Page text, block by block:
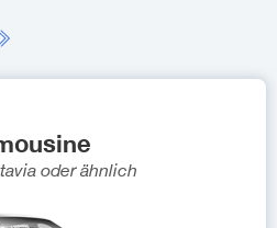
oder ähnlich